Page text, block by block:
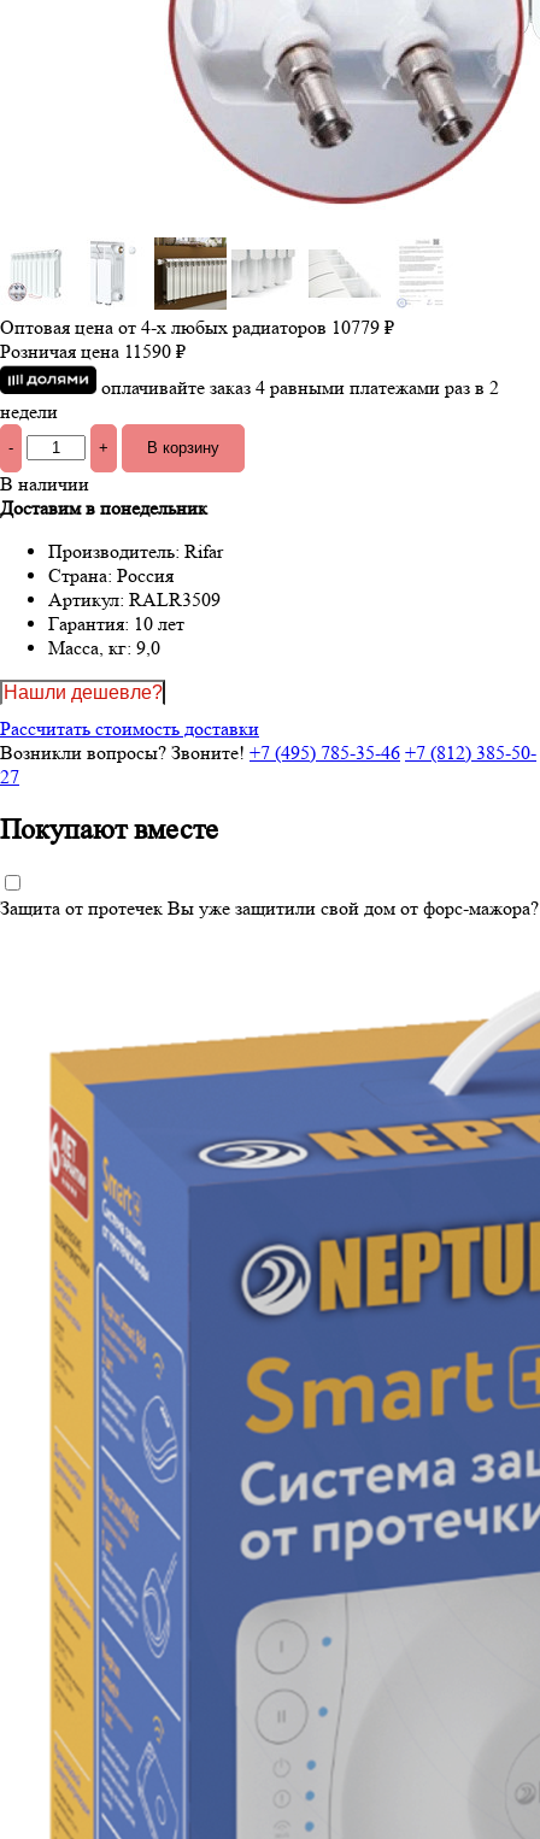
Оптовая цена от 4-х любых радиаторов 10779 ₽
Розничая цена 11590 ₽
оплачивайте заказ 4 равными платежами раз в 2
недели
- +
В наличии
Доставим в понедельник
Производитель: Rifar
Страна: Россия
Артикул: RALR3509
Гарантия: 10 лет
Масса, кг: 9,0
Нашли дешевле?
Рассчитать стоимость доставки
Возникли вопросы? Звоните! +7 (495) 785-35-46 +7 (812) 385-50-
27
Покупают вместе
Защита от протечек Вы уже защитили свой дом от форс-мажора?